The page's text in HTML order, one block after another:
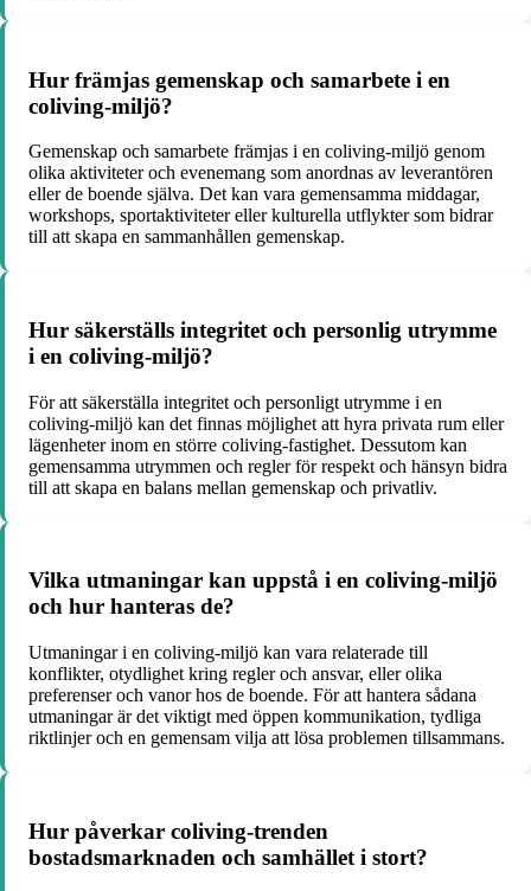
Hur främjas gemenskap och samarbete i en
coliving-miljö?
Gemenskap och samarbete främjas i en coliving-miljö genom
olika aktiviteter och evenemang som anordnas av leverantören
eller de boende själva. Det kan vara gemensamma middagar,
workshops, sportaktiviteter eller kulturella utflykter som bidrar
till att skapa en sammanhållen gemenskap.
Hur säkerställs integritet och personlig utrymme
i en coliving-miljö?
För att säkerställa integritet och personligt utrymme i en
coliving-miljö kan det finnas möjlighet att hyra privata rum eller
lägenheter inom en större coliving-fastighet. Dessutom kan
gemensamma utrymmen och regler för respekt och hänsyn bidra
till att skapa en balans mellan gemenskap och privatliv.
Vilka utmaningar kan uppstå i en coliving-miljö
och hur hanteras de?
Utmaningar i en coliving-miljö kan vara relaterade till
konflikter, otydlighet kring regler och ansvar, eller olika
preferenser och vanor hos de boende. För att hantera sådana
utmaningar är det viktigt med öppen kommunikation, tydliga
riktlinjer och en gemensam vilja att lösa problemen tillsammans.
Hur påverkar coliving-trenden
bostadsmarknaden och samhället i stort?